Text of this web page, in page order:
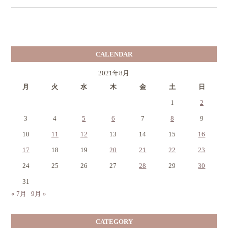
CALENDAR
2021年8月
月
火 水 木 金 土 日
1 2
3 4 5 6 7 8 9
10 11 12 13 14 15 16
17 18 19 20 21 22 23
24 25 26 27 28 29 30
31
« 7月
9月 »
CATEGORY